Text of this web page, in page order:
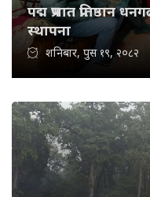
पद्म प्रभात प्रतिष्ठान
स्थापना
शनिबार, पुस १९, २०८२